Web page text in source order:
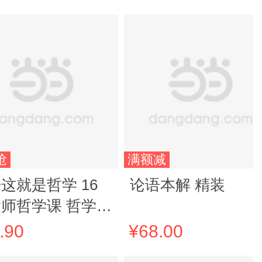
就是哲学 16
哲学课 哲学入
简单风趣的哲
满额减
论语本解 精装
¥68.00